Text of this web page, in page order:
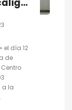
Muestra práctica de caligrafía persa, sesión IV
el día 12
de
a la